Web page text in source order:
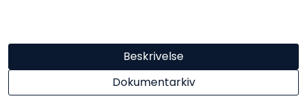
Beskrivelse
Dokumentarkiv